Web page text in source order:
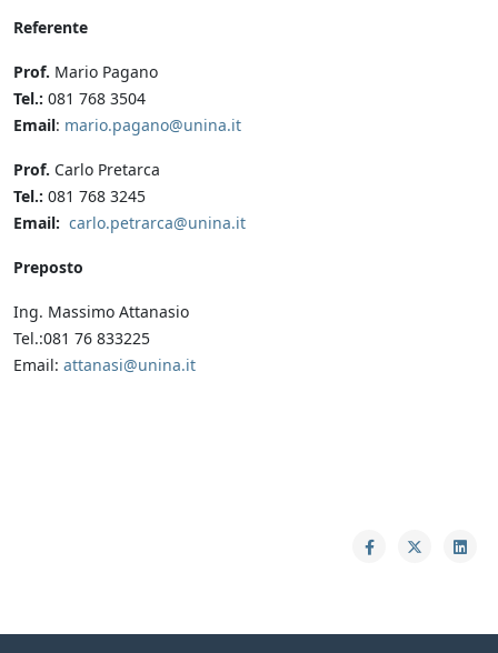
Referente
Prof. Mario Pagano
Tel.: 081 768 3504
Email: mario.pagano@unina.it
Prof. Carlo Pretarca
Tel.: 081 768 3245
Email: carlo.petrarca@unina.it
Preposto
Ing. Massimo Attanasio
Tel.:081 76 833225
Email: attanasi@unina.it